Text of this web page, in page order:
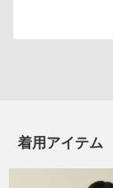
着用アイテム